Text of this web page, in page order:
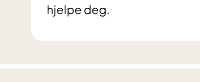
hjelpe deg.